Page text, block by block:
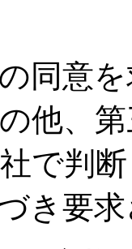
同意
他、
で判
き要